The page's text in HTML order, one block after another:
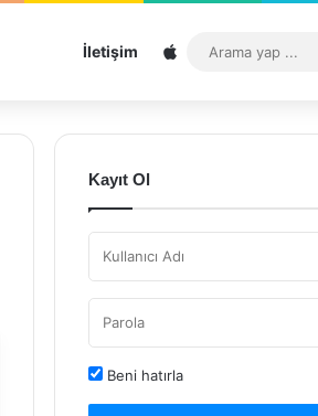
İletişim Sitemap
Kayıt Ol
Beni hatırla